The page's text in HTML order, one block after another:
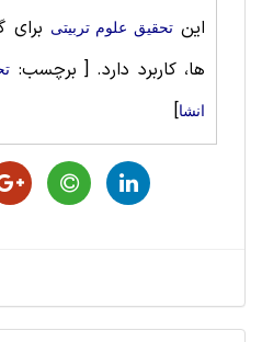
اینتحقیق علوم تربيتی برای
ها، کاربرد دارد. [ برچسب:
انشا]